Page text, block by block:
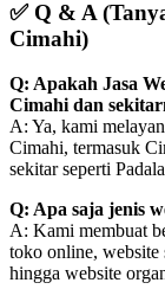
✅ Q & A
Cimahi)
Q: Apakah Jasa
Cimahi dan
A: Ya, kami
Cimahi, termasuk
sekitar seperti
Q: Apa saja jenis
A: Kami membuat
toko online, website
hingga website